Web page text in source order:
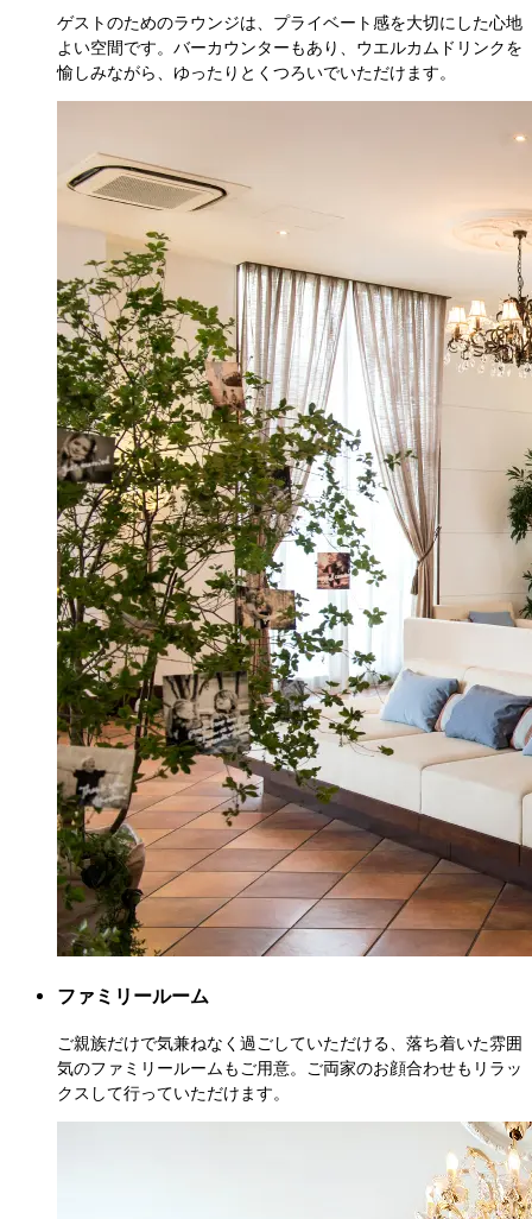
ゲストのためのラウンジは、プライベート感を大切にした心地
よい空間です。バーカウンターもあり、ウエルカムドリンクを
愉しみながら、ゆったりとくつろいでいただけます。
ファミリールーム
ご親族だけで気兼ねなく過ごしていただける、落ち着いた雰囲
気のファミリールームもご用意。ご両家のお顔合わせもリラッ
クスして行っていただけます。